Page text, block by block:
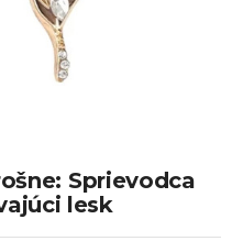
Sprievodca
lesk